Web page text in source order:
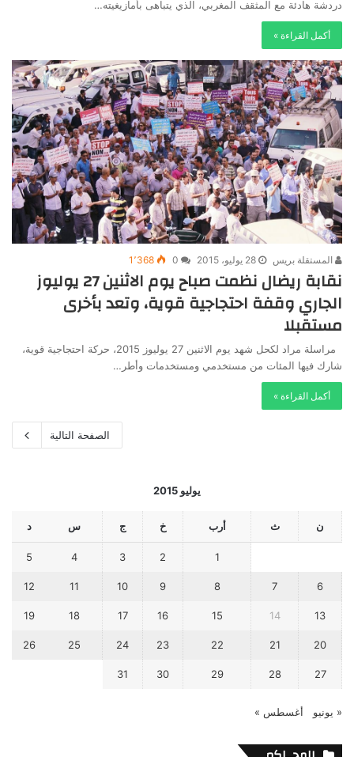
دردشة هادئة مع المثقف المغربي، الذي يتباهى بأمازيغيته…
أكمل القراءة »
المستقلة بريس 28 يوليو، 2015 0 1٬368
نقابة ريضال نظمت صباح يوم الاثنين 27 يوليوز
الجاري وقفة احتجاجية قوية، وتعد بأخرى
مستقبلا
مراسلة مراد لكحل شهد يوم الاثنين 27 يوليوز 2015، حركة احتجاجية قوية،
شارك فيها المئات من مستخدمي ومستخدمات وأطر…
أكمل القراءة »
الصفحة التالية
يوليو 2015
ن ث أرب خ ج س د
1
2
3
4
5
6
7
8
9
10
11
12
13
14
15
16
17
18
19
20
21
22
23
24
25
26
27
28
29
30
31
« يونيو أغسطس »